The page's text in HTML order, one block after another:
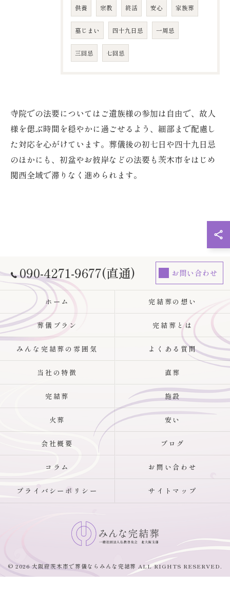
供養 宗教 終活 安心 家族葬
墓じまい 四十九日忌 ​一周忌
​三回忌 七回忌
寺院での法要についてはご遺族様の参加は自由で、故人
様を偲ぶ時間を穏やかに過ごせるよう、細部まで配慮し
た対応を心がけています。葬儀後の初七日や四十九日忌
のほかにも、初盆やお彼岸などの法要も茨木市をはじめ
関西全域で滞りなく進められます。
090-4271-9677(直通) お問い合わせ
ホーム 完結葬の想い
葬儀プラン 完結葬とは
みんな完結葬の雰囲気 よくある質問
当社の特徴 直葬
完結葬 施設
火葬 安い
会社概要 ブログ
コラム お問い合わせ
プライバシーポリシー サイトマップ
© 2026 大阪府茨木市で葬儀ならみんな完結葬 ALL RIGHTS RESERVED.